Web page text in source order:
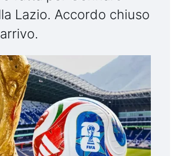
Lazio. Accordo chiuso